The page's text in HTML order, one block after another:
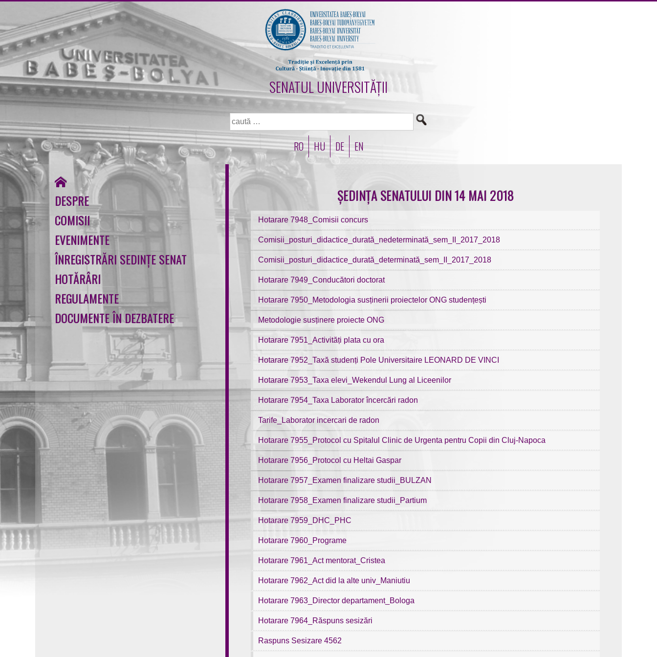
Skip
to
Main
Content
Caută
după:
RO HU DE EN
SENATUL UNIVERSITĂȚII
DESPRE
COMISII
EVENIMENTE
ÎNREGISTRĂRI SEDINȚE SENAT
HOTĂRÂRI
REGULAMENTE
DOCUMENTE ÎN DEZBATERE
ȘEDINȚA SENATULUI DIN 14 MAI 2018
Hotarare 7948_Comisii concurs
Comisii_posturi_didactice_durată_nedeterminată_sem_II_2017_2018
Comisii_posturi_didactice_durată_determinată_sem_II_2017_2018
Hotarare 7949_Conducători doctorat
Hotarare 7950_Metodologia susținerii proiectelor ONG studențești
Metodologie susținere proiecte ONG
Hotarare 7951_Activități plata cu ora
Hotarare 7952_Taxă studenți Pole Universitaire LEONARD DE VINCI
Hotarare 7953_Taxa elevi_Wekendul Lung al Liceenilor
Hotarare 7954_Taxa Laborator încercări radon
Tarife_Laborator incercari de radon
Hotarare 7955_Protocol cu Spitalul Clinic de Urgenta pentru Copii din Cluj-Napoca
Hotarare 7956_Protocol cu Heltai Gaspar
Hotarare 7957_Examen finalizare studii_BULZAN
Hotarare 7958_Examen finalizare studii_Partium
Hotarare 7959_DHC_PHC
Hotarare 7960_Programe
Hotarare 7961_Act mentorat_Cristea
Hotarare 7962_Act did la alte univ_Maniutiu
Hotarare 7963_Director departament_Bologa
Hotarare 7964_Răspuns sesizări
Raspuns Sesizare 4562